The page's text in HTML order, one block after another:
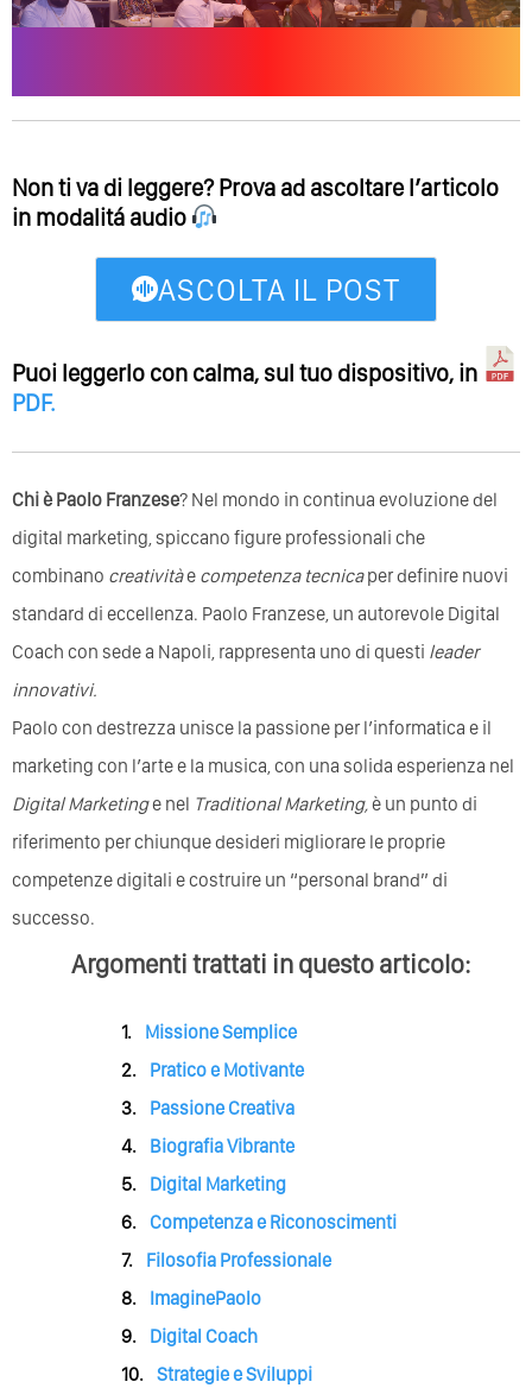
Non ti va di leggere? Prova ad ascoltare l’articolo
in modalitá audio
ASCOLTA IL POST
Puoi leggerlo con calma, sul tuo dispositivo, in
PDF.
Chi è Paolo Franzese? Nel mondo in continua evoluzione del
digital marketing, spiccano figure professionali che
combinano creativitàe competenza tecnicaper definire nuovi
standard di eccellenza. Paolo Franzese, un autorevole Digital
Coach con sede a Napoli, rappresenta uno di questi leader
innovativi.
Paolo con destrezza unisce la passione per l’informatica e il
marketing con l’arte e la musica, con una solida esperienza nel
Digital Marketinge nel Traditional Marketing,è un punto di
riferimento per chiunque desideri migliorare le proprie
competenze digitali e costruire un “personal brand” di
successo.
Argomenti trattati in questo articolo:
Missione Semplice
Pratico e Motivante
Passione Creativa
Biografia Vibrante
Digital Marketing
Competenza e Riconoscimenti
Filosofia Professionale
ImaginePaolo
Digital Coach
Strategie e Sviluppi